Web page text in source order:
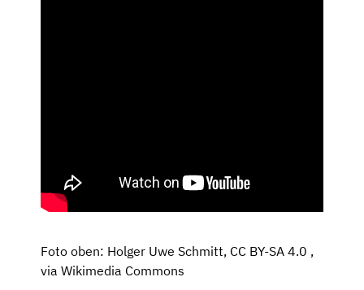
Foto oben: Holger Uwe Schmitt, CC BY-SA 4.0 ,
via Wikimedia Commons